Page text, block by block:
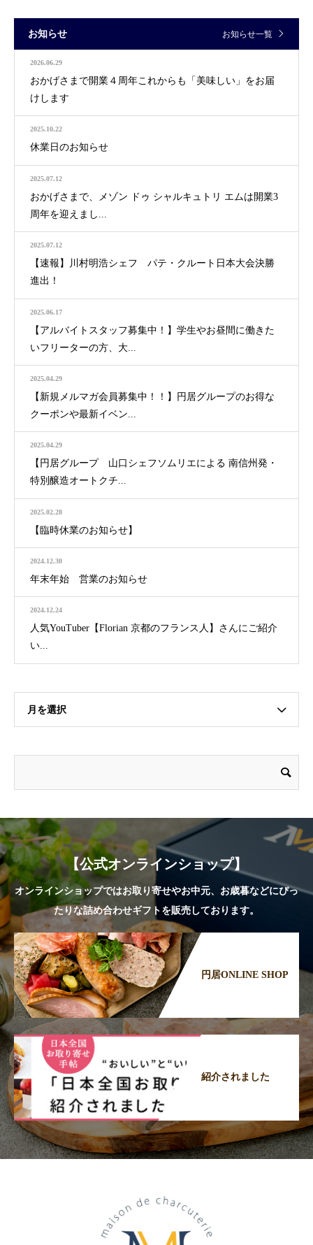
お知らせ お知らせ一覧
2026.06.29
おかげさまで開業４周年これからも「美味しい」をお届
けします
2025.10.22
休業日のお知らせ
2025.07.12
おかげさまで、メゾン ドゥ シャルキュトリ エムは開業3
周年を迎えまし...
2025.07.12
【速報】川村明浩シェフ パテ・クルート日本大会決勝
進出！
2025.06.17
【アルバイトスタッフ募集中！】学生やお昼間に働きた
いフリーターの方、大...
2025.04.29
【新規メルマガ会員募集中！！】円居グループのお得な
クーポンや最新イベン...
2025.04.29
【円居グループ 山口シェフソムリエによる 南信州発・
特別醸造オートクチ...
2025.02.28
【臨時休業のお知らせ】
2024.12.30
年末年始 営業のお知らせ
2024.12.24
人気YouTuber【Florian 京都のフランス人】さんにご紹介
い...
月を選択
【公式オンラインショップ】
オンラインショップではお取り寄せやお中元、お歳暮などにぴっ
たりな詰め合わせギフトを販売しております。
円居ONLINE SHOP
紹介されました